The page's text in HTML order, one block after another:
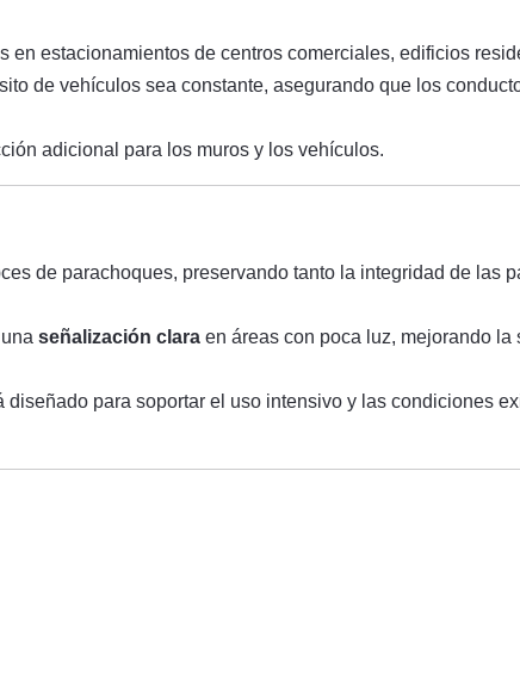
en estacionamientos de centros comerciales, edificios
de vehículos sea constante, asegurando que los
adicional para los muros y los vehículos.
de parachoques, preservando tanto la integridad de las
señalización clara en áreas con poca luz, mejorando la
para soportar el uso intensivo y las condiciones